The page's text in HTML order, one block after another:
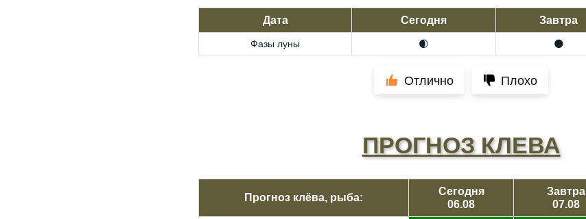
Дата Сегодня Завтра
Фазы луны 🌒 🌑
Отлично Плохо
ПРОГНОЗ КЛЕВА
Прогноз клёва, рыба:
Сегодня
06.08
Завтра
07.08